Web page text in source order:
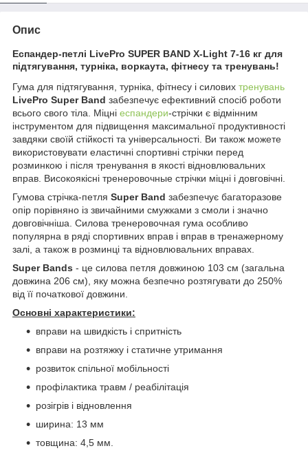
Опис
Еспандер-петлі LivePro SUPER BAND X-Light 7-16 кг для
підтягування, турніка, воркаута, фітнесу та тренувань!
Гума для підтягування, турніка, фітнесу і силових тренувань
LivePro Super Band забезпечує ефективний спосіб роботи
всього свого тіла. Міцні еспандери-стрічки є відмінним
інструментом для підвищення максимальної продуктивності
завдяки своїй стійкості та універсальності. Ви також можете
використовувати еластичні спортивні стрічки перед
розминкою і після тренування в якості відновлювальних
вправ. Високоякісні тренеровочные стрічки міцні і довговічні.
Гумова стрічка-петля Super Band забезпечує багаторазове
опір порівняно із звичайними смужками з смоли і значно
довговічніша. Силова тренеровочная гума особливо
популярна в ряді спортивних вправ і вправ в тренажерному
залі, а також в розминці та відновлювальних вправах.
Super Bands - це силова петля довжиною 103 см (загальна
довжина 206 см), яку можна безпечно розтягувати до 250%
від її початкової довжини.
Основні характеристики:
вправи на швидкість і спритність
вправи на розтяжку і статичне утримання
розвиток спільної мобільності
профілактика травм / реабілітація
розігрів і відновлення
ширина: 13 мм
товщина: 4,5 мм.